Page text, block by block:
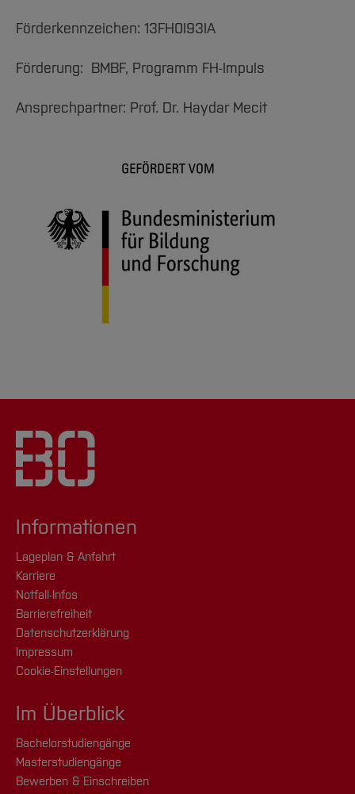
Förderkennzeichen: 13FH0I93IA
Förderung: BMBF, Programm FH-Impuls
Ansprechpartner: Prof. Dr. Haydar Mecit
Informationen
Lageplan & Anfahrt
Karriere
Notfall-Infos
Barrierefreiheit
Datenschutzerklärung
Impressum
Cookie-Einstellungen
Im Überblick
Bachelorstudiengänge
Masterstudiengänge
Bewerben & Einschreiben